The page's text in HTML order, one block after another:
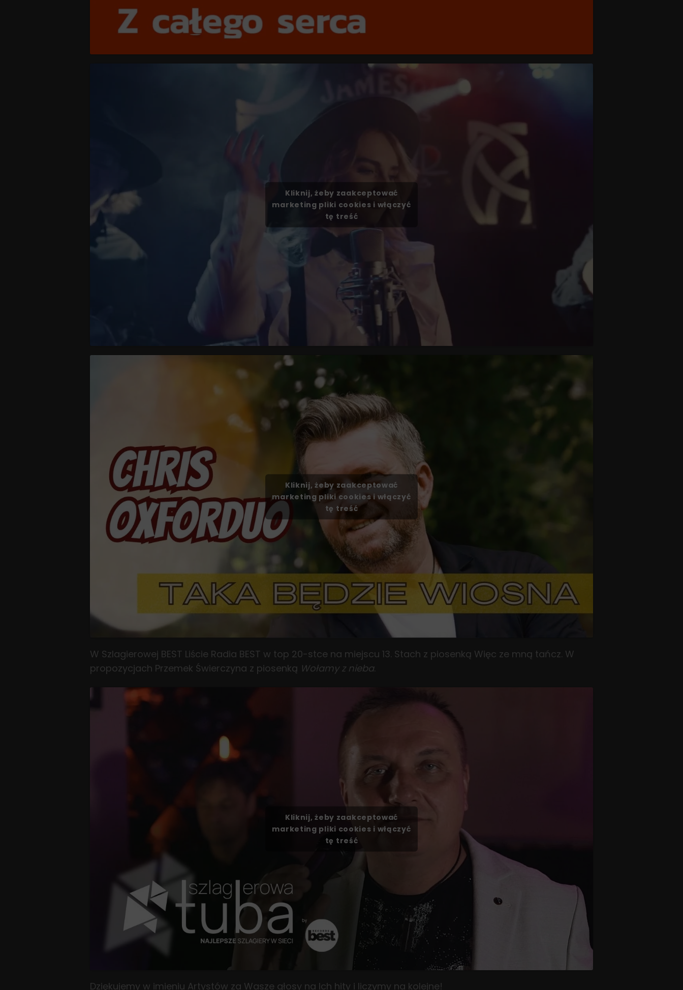
Kliknij, żeby zaakceptować
marketing pliki cookies i włączyć
tę treść
Kliknij, żeby zaakceptować
marketing pliki cookies i włączyć
tę treść
W Szlagierowej BEST Liście Radia BEST w top 20-stce na miejscu 13. Stach z piosenką Więc ze mną tańcz. W
propozycjach Przemek Świerczyna z piosenką Wołamy z nieba.
Kliknij, żeby zaakceptować
marketing pliki cookies i włączyć
tę treść
Dziękujemy w imieniu Artystów za Wasze głosy na Ich hity i liczymy na kolejne!